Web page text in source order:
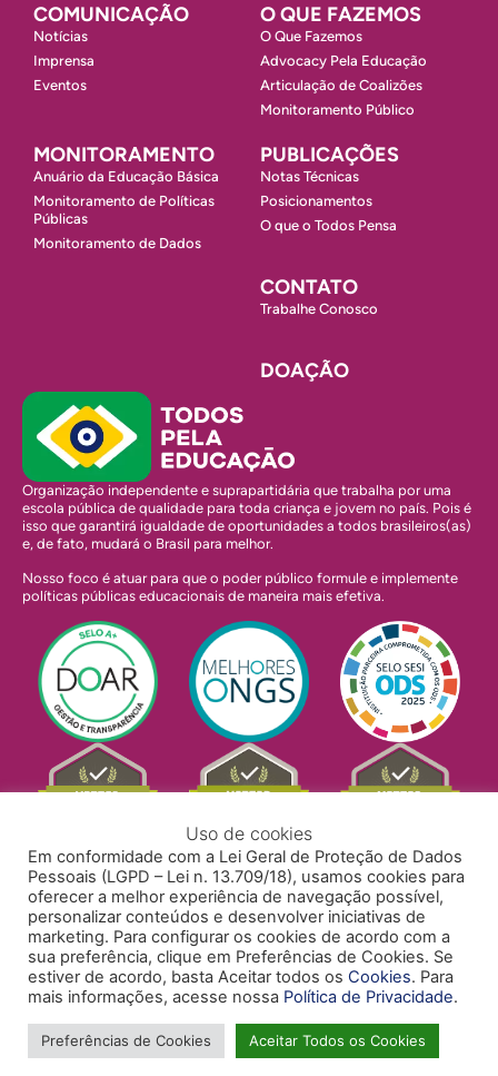
COMUNICAÇÃO
Notícias
Imprensa
Eventos
O QUE FAZEMOS
O Que Fazemos
Advocacy Pela Educação
Articulação de Coalizões
Monitoramento Público
MONITORAMENTO
Anuário da Educação Básica
Monitoramento de Políticas
Públicas
Monitoramento de Dados
PUBLICAÇÕES
Notas Técnicas
Posicionamentos
O que o Todos Pensa
CONTATO
Trabalhe Conosco
DOAÇÃO
Organização independente e suprapartidária que trabalha por uma
escola pública de qualidade para toda criança e jovem no país. Pois é
isso que garantirá igualdade de oportunidades a todos brasileiros(as)
e, de fato, mudará o Brasil para melhor.
Nosso foco é atuar para que o poder público formule e implemente
políticas públicas educacionais de maneira mais efetiva.
POLÍTICA DE PRIVACIDADE
ACESSIBILIDADE
TRABALHE CONOSCO
Uso de cookies
Em conformidade com a Lei Geral de Proteção de Dados
Pessoais (LGPD – Lei n. 13.709/18), usamos cookies para
oferecer a melhor experiência de navegação possível,
personalizar conteúdos e desenvolver iniciativas de
marketing. Para configurar os cookies de acordo com a
sua preferência, clique em Preferências de Cookies. Se
estiver de acordo, basta Aceitar todos os Cookies. Para
mais informações, acesse nossa Política de Privacidade.
Preferências de Cookies Aceitar Todos os Cookies